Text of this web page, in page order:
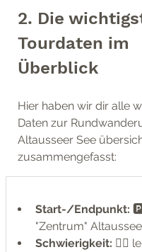
2. Die
Tourdaten im
Überblick
Hier haben wir dir alle
Daten zur
Altausseer See
zusammengefasst:
Start-/Endpunkt: 🅿️
"Zentrum" Altaussee
Schwierigkeit: 🧗‍♂️